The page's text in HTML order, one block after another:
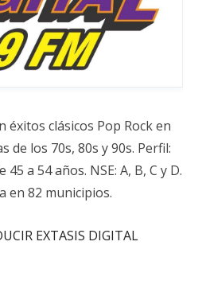
éxitos clásicos Pop Rock en
de los 70s, 80s y 90s. Perfil:
a 54 años. NSE: A, B, C y D.
en 82 municipios.
EXTASIS DIGITAL